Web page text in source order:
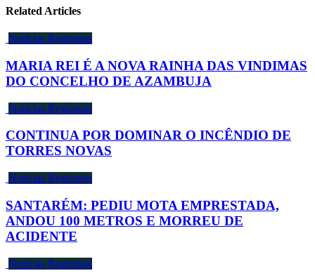
Related Articles
Notícias Regionais
MARIA REI É A NOVA RAINHA DAS VINDIMAS
DO CONCELHO DE AZAMBUJA
Notícias Regionais
CONTINUA POR DOMINAR O INCÊNDIO DE
TORRES NOVAS
Notícias Regionais
SANTARÉM: PEDIU MOTA EMPRESTADA,
ANDOU 100 METROS E MORREU DE
ACIDENTE
Notícias Regionais